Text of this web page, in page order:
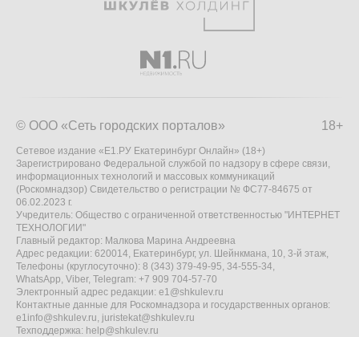
18+
© ООО «Сеть городских порталов»
Сетевое издание «Е1.РУ Екатеринбург Онлайн» (18+)
Зарегистрировано Федеральной службой по надзору в сфере связи,
информационных технологий и массовых коммуникаций
(Роскомнадзор) Свидетельство о регистрации № ФС77-84675 от
06.02.2023 г.
Учредитель: Общество с ограниченной ответственностью "ИНТЕРНЕТ
ТЕХНОЛОГИИ"
Главный редактор: Малкова Марина Андреевна
Адрес редакции: 620014, Екатеринбург, ул. Шейнкмана, 10, 3-й этаж,
Телефоны (круглосуточно): 8 (343) 379-49-95, 34-555-34,
WhatsApp, Viber, Telegram: +7 909 704-57-70
Электронный адрес редакции: e1@shkulev.ru
Контактные данные для Роскомнадзора и государственных органов:
e1info@shkulev.ru, juristekat@shkulev.ru
Техподдержка: help@shkulev.ru